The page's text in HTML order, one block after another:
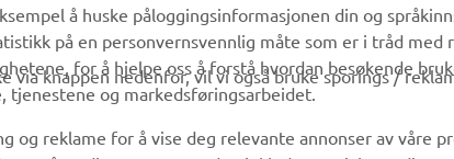
Redningstjeneste
Kjøreskoler
Robotics
Partnerskap
Yamaha Motor Global
å huske påloggingsinformasjonen din og
på en personvernsvennlig måte som er i tråd med
for å hjelpe oss å forstå hvordan besøkende
tjenestene og markedsføringsarbeidet.
via knappen nedenfor, vil vi også bruke sporings /
og reklame for å vise deg relevante annonser av våre